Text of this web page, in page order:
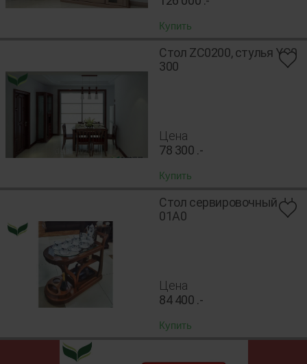
Купить
Cтол ZC0200, стулья YC0
300
Цена
78 300 .-
Купить
Стол сервировочный JJ
01A0
Цена
84 400 .-
Купить